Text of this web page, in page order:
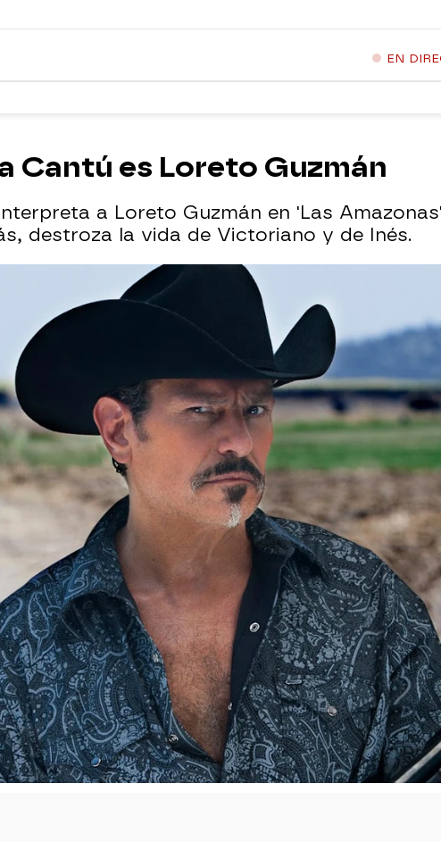
EN
Cantú es Loreto Guzmán
a Loreto Guzmán en 'Las
destroza la vida de Victoriano y de Inés.